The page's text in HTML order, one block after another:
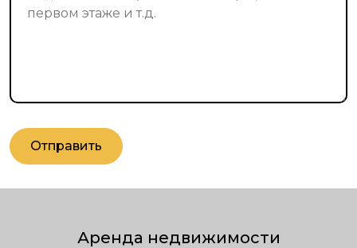
Отправить
Аренда недвижимости